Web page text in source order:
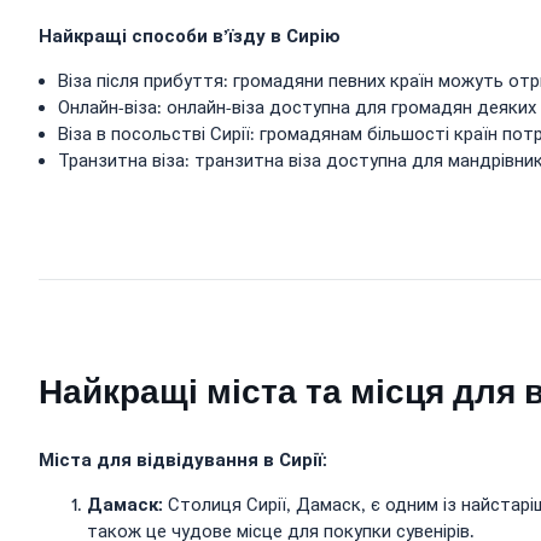
Найкращі способи в’їзду в Сирію
Віза після прибуття: громадяни певних країн можуть
Онлайн-віза: онлайн-віза доступна для громадян деяких
Віза в посольстві Сирії: громадянам більшості країн
Транзитна віза: транзитна віза доступна для
Найкращі міста та місця для
Міста для відвідування в Сирії:
Дамаск: Столиця Сирії, Дамаск, є одним із
також це чудове місце для покупки сувенірів.